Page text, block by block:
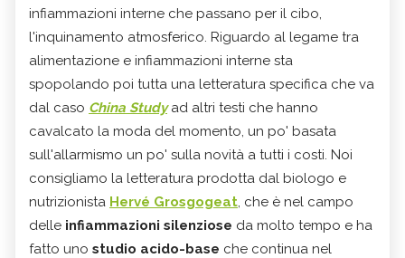
infiammazioni interne che passano per il cibo,
l'inquinamento atmosferico. Riguardo al legame tra
alimentazione e infiammazioni interne sta
spopolando poi tutta una letteratura specifica che va
dal caso China Studyad altri testi che hanno
cavalcato la moda del momento, un po' basata
sull'allarmismo un po' sulla novità a tutti i costi. Noi
consigliamo la letteratura prodotta dal biologo e
nutrizionista Hervé Grosgogeat, che è nel campo
delle infiammazioni silenziose da molto tempo e ha
fatto uno studio acido-base che continua nel